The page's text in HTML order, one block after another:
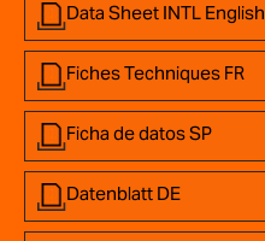
Data Sheet INTL English
Fiches Techniques FR
Ficha de datos SP
Datenblatt DE